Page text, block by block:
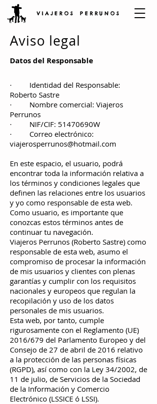
V I A J E R O S P E R R U N O S
Aviso legal
Datos del Responsable
· Identidad del Responsable:
Roberto Sastre
· Nombre comercial: Viajeros
Perrunos
· NIF/CIF: 51470690W
· Correo electrónico:
viajerosperrunos@hotmail.com
En este espacio, el usuario, podrá
encontrar toda la información relativa a
los términos y condiciones legales que
definen las relaciones entre los usuarios
y yo como responsable de esta web.
Como usuario, es importante que
conozcas estos términos antes de
continuar tu navegación.
Viajeros Perrunos (Roberto Sastre) como
responsable de esta web, asumo el
compromiso de procesar la información
de mis usuarios y clientes con plenas
garantías y cumplir con los requisitos
nacionales y europeos que regulan la
recopilación y uso de los datos
personales de mis usuarios.
Esta web, por tanto, cumple
rigurosamente con el Reglamento (UE)
2016/679 del Parlamento Europeo y del
Consejo de 27 de abril de 2016 relativo
a la protección de las personas físicas
(RGPD), así como con la Ley 34/2002, de
11 de julio, de Servicios de la Sociedad
de la Información y Comercio
Electrónico (LSSICE ó LSSI).